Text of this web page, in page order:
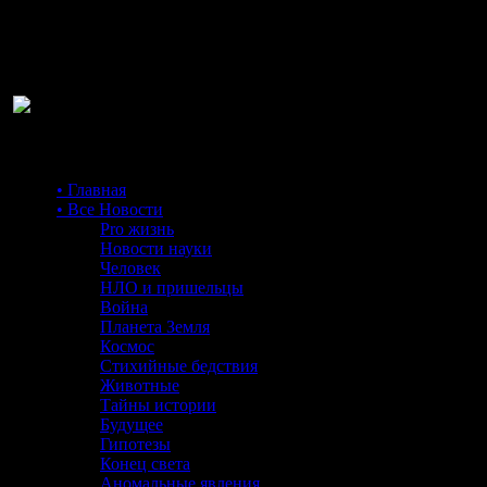
• Главная
• Все Новости
Pro жизнь
Новости науки
Человек
НЛО и пришельцы
Война
Планета Земля
Космос
Стихийные бедствия
Животные
Тайны истории
Будущее
Гипотезы
Конец света
Аномальные явления